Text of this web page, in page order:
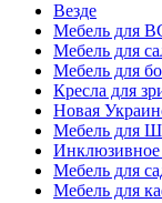
Везде
Мебель для
Мебель для
Мебель для
Кресла для
Новая
Мебель для
Инклюзивное
Мебель для
Мебель для